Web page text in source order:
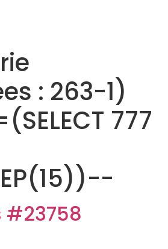
: 263-1)
777
#23758